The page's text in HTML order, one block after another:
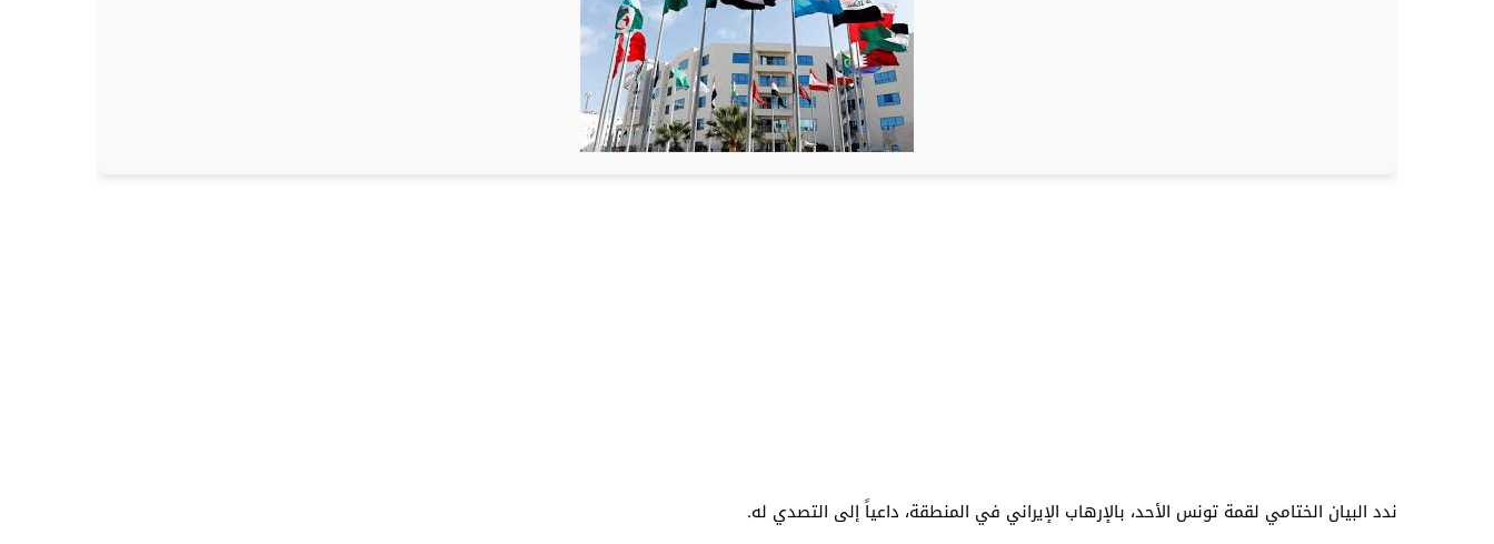
ندد البيان الختامي لقمة تونس الأحد، بالإرهاب الإيراني في المنطقة، داعياً إلى التصدي له.